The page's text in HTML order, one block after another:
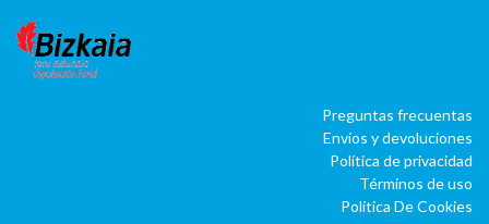
Preguntas frecuentas
Envíos y devoluciones
Política de privacidad
Términos de uso
Política De Cookies